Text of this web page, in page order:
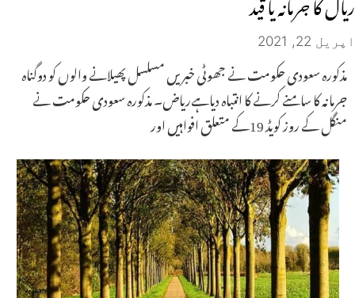
اپریل 22, 2021
مذکورہ سعودی حکومت نے جھوٹی خبریں مسلسل پھیلانے والوں کو دوگناہ
جرمانہ کا سامنے کرنے کا انتباہ دیاہےریاض۔ مذکورہ سعودی حکومت نے
منگل کے روز کویڈ 19کے متعلق افواہیں اور